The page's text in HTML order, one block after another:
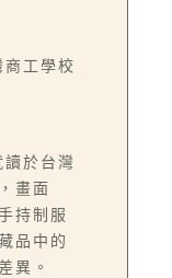
工學校
於台灣
畫面
持制服
品中的
異。